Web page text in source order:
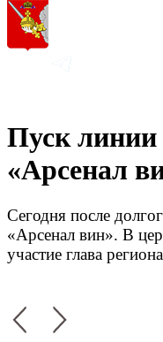
Пуск линии
«Арсенал
Сегодня после
«Арсенал вин». В
участие глава